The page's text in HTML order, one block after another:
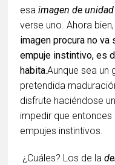
esaimagen de unidad
verse uno. Ahora
imagen procura no
empuje instintivo, es
habita.Aunque sea un
pretendida
disfrute haciéndose
impedir que
empujes instintivos.
¿Cuáles? Los de la